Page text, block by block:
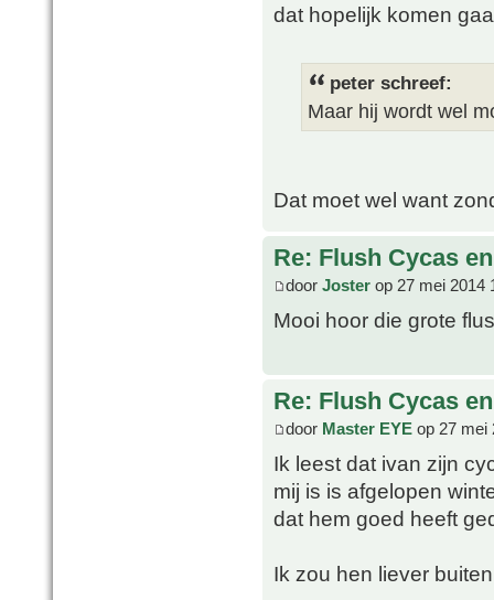
dat hopelijk komen
peter schreef:
Maar hij wordt wel
Dat moet wel want
Re: Flush Cycas
door Joster op 27 mei 2014
Mooi hoor die grote
Re: Flush Cycas
door Master EYE op 27 mei
Ik leest dat ivan zijn
mij is is afgelopen
dat hem goed heeft
Ik zou hen liever